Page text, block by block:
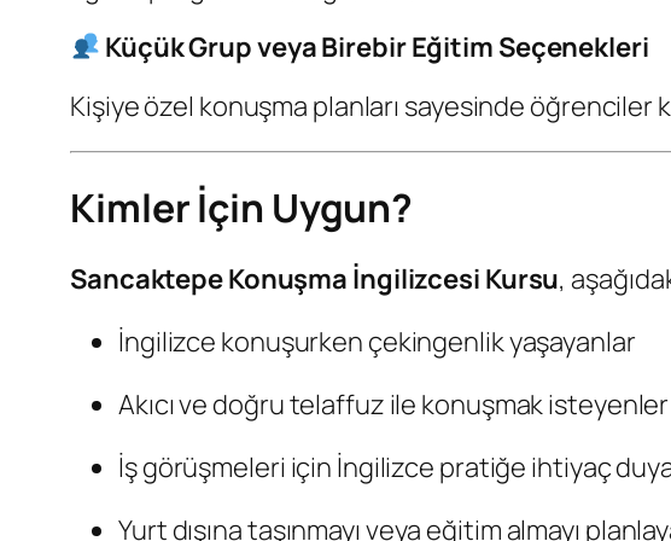
Küçük Grup veya Birebir Eğitim Seçenekleri
Kişiye özel konuşma planları sayesinde öğrenciler
Kimler İçin Uygun?
Sancaktepe Konuşma İngilizcesi Kursu,
İngilizce konuşurken çekingenlik yaşayanlar
Akıcı ve doğru telaffuz ile konuşmak isteyenler
İş görüşmeleri için İngilizce pratiğe ihtiyaç
Yurt dışına taşınmayı veya eğitim almayı